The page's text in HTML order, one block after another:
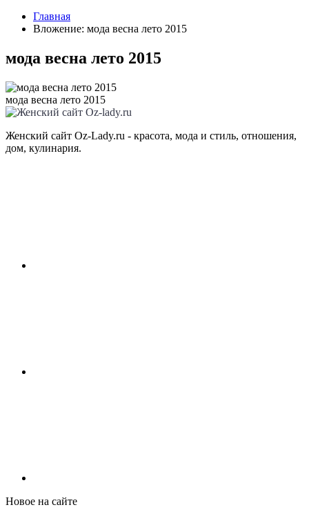
Главная
Вложение: мода весна лето 2015
мода весна лето 2015
мода весна лето 2015
Женский сайт Oz-Lady.ru - красота, мода и стиль, отношения,
дом, кулинария.
Новое на сайте